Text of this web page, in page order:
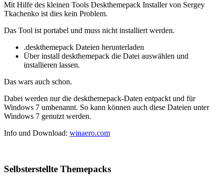
Mit Hilfe des kleinen Tools Deskthemepack Installer von Sergey
Tkachenko ist dies kein Problem.
Das Tool ist portabel und muss nicht installiert werden.
.deskthemepack Dateien herunterladen
Über install deskthemepack die Datei auswählen und
installieren lassen.
Das wars auch schon.
Dabei werden nur die deskthemepack-Daten entpackt und für
Windows 7 umbenannt. So kann können auch diese Dateien unter
Windows 7 genutzt werden.
Info und Download: winaero.com
Selbsterstellte Themepacks